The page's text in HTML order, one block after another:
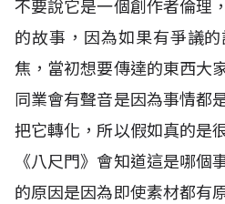
不要說它是一個創作者倫理
的故事，因為如果有爭議
焦，當初想要傳達的東西大
同業會有聲音是因為事情都
把它轉化，所以假如真的是
《八尺門》會知道這是哪個
的原因是因為即使素材都有